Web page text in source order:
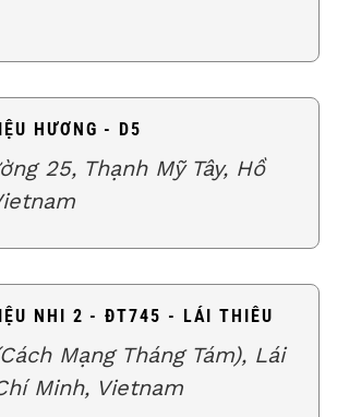
HƯƠNG - D5
25, Thạnh Mỹ Tây, Hồ
NHI 2 - ĐT745 - LÁI THIÊU
Mạng Tháng Tám), Lái
Minh, Vietnam